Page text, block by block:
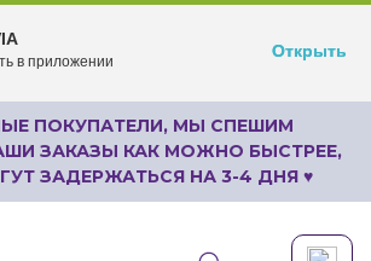
Открыть
ПОКУПАТЕЛИ, МЫ СПЕШИМ
ЗАКАЗЫ КАК МОЖНО БЫСТРЕЕ,
ЗАДЕРЖАТЬСЯ НА 3-4 ДНЯ ♥
в приложении
Открыть